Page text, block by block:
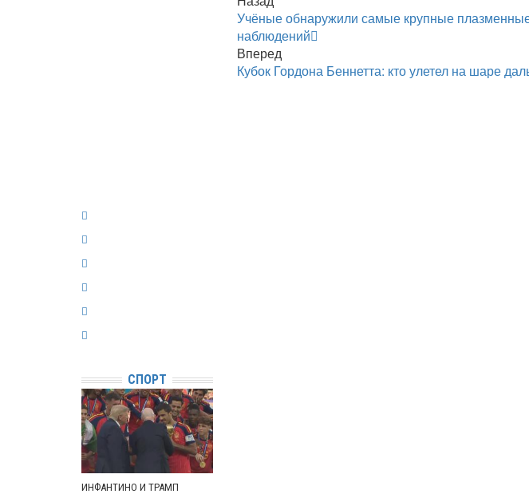
Учёные обнаружили самые крупные
наблюдений
Вперед
Кубок Гордона Беннетта: кто улетел на шаре
СПОРТ
ИНФАНТИНО И ТРАМП